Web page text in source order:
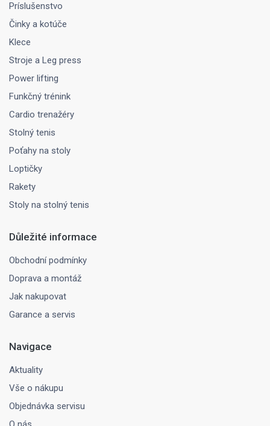
Príslušenstvo
Činky a kotúče
Klece
Stroje a Leg press
Power lifting
Funkčný trénink
Cardio trenažéry
Stolný tenis
Poťahy na stoly
Loptičky
Rakety
Stoly na stolný tenis
Důležité informace
Obchodní podmínky
Doprava a montáž
Jak nakupovat
Garance a servis
Navigace
Aktuality
Vše o nákupu
Objednávka servisu